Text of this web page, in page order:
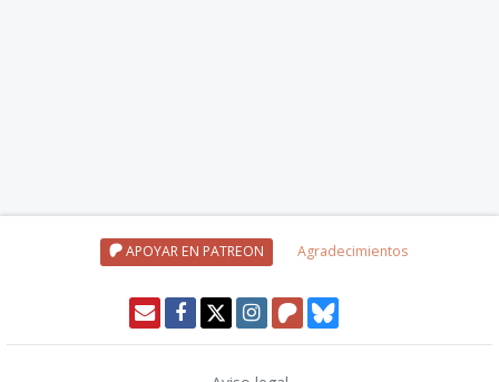
APOYAR EN PATREON Agradecimientos